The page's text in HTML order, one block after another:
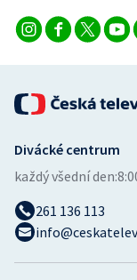
Florbal
Gymnastika
Házená
Divácké centrum
každý všední den:
261 136 113